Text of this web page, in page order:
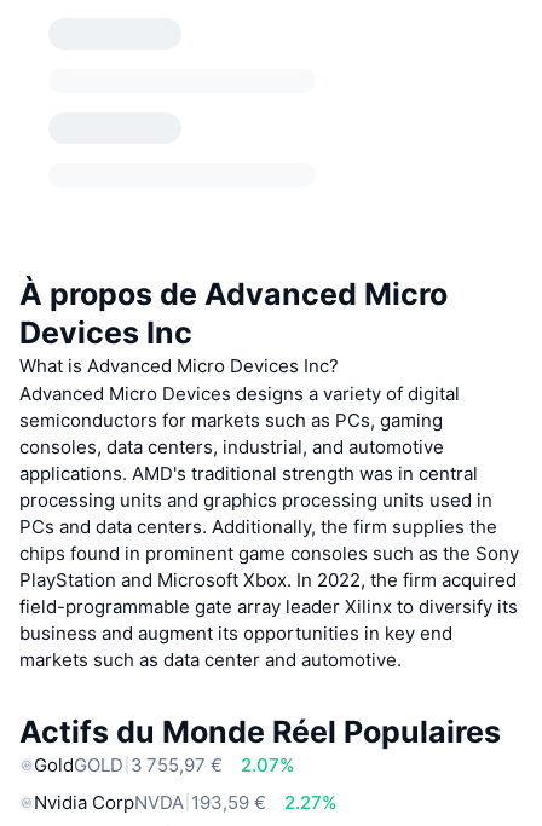
À propos de Advanced Micro
Devices Inc
What is Advanced Micro Devices Inc?
Advanced Micro Devices designs a variety of digital
semiconductors for markets such as PCs, gaming
consoles, data centers, industrial, and automotive
applications. AMD's traditional strength was in central
processing units and graphics processing units used in
PCs and data centers. Additionally, the firm supplies the
chips found in prominent game consoles such as the Sony
PlayStation and Microsoft Xbox. In 2022, the firm acquired
field-programmable gate array leader Xilinx to diversify its
business and augment its opportunities in key end
markets such as data center and automotive.
Actifs du Monde Réel Populaires
GoldGOLD 3 755,97 €
2.07%
Nvidia CorpNVDA 193,59 €
2.27%